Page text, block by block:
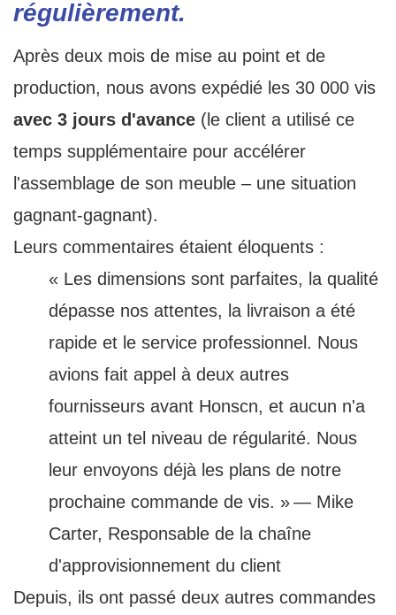
régulièrement.
Après deux mois de mise au point et de
production, nous avons expédié les 30 000 vis
avec 3 jours d'avance (le client a utilisé ce
temps supplémentaire pour accélérer
l'assemblage de son meuble – une situation
gagnant-gagnant).
Leurs commentaires étaient éloquents :
« Les dimensions sont parfaites, la qualité
dépasse nos attentes, la livraison a été
rapide et le service professionnel. Nous
avions fait appel à deux autres
fournisseurs avant Honscn, et aucun n'a
atteint un tel niveau de régularité. Nous
leur envoyons déjà les plans de notre
prochaine commande de vis. »— Mike
Carter, Responsable de la chaîne
d'approvisionnement du client
Depuis, ils ont passé deux autres commandes